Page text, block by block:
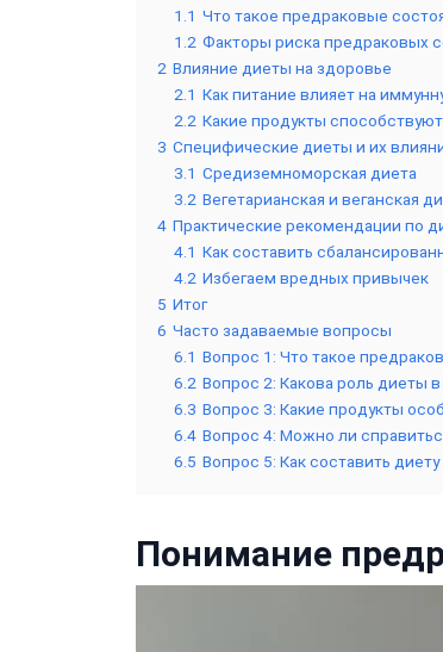
1.1 Что такое предраковые
1.2 Факторы риска предраковых
2 Влияние диеты на здоровье
2.1 Как питание влияет на
2.2 Какие продукты
3 Специфические диеты и их
3.1 Средиземноморская диета
3.2 Вегетарианская и веганская
4 Практические рекомендации по
4.1 Как составить
4.2 Избегаем вредных привычек
5 Итог
6 Часто задаваемые вопросы
6.1 Вопрос 1: Что такое
6.2 Вопрос 2: Какова роль диеты
6.3 Вопрос 3: Какие продукты
6.4 Вопрос 4: Можно ли
6.5 Вопрос 5: Как составить
Понимание